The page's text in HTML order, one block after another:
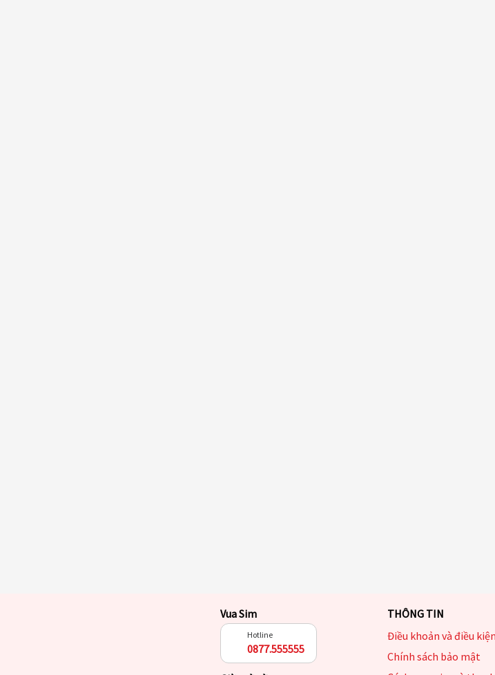
Vua Sim
Hotline
0877.555555
THÔNG TIN
Điều khoản và điều
Chính sách bảo mật